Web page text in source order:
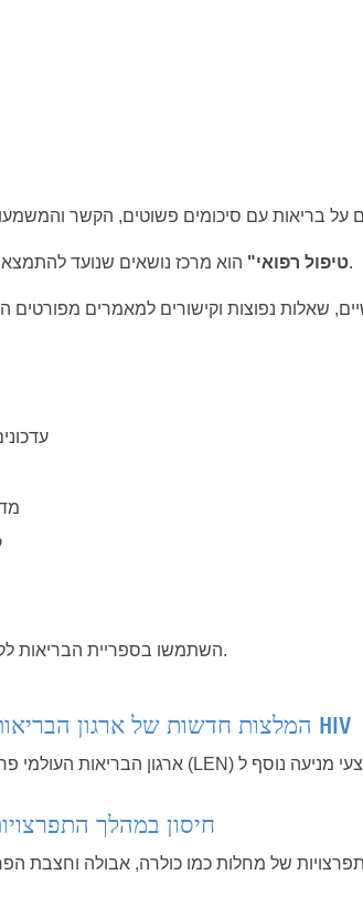
"טיפול רפואי"הוא מרכז נושאים שנועד להתמצאות מהירה ולקריאה מעמיקה יותר בעת הצורך.
שאלות נפוצות וקישורים למאמרים מפורטים
השתמשו בספריית הבריאות לקבלת הדרכה יציבה מעבר לכותרות היומיומיות.
המלצות חדשות של ארגון הבריאות העולמי: לנקאפאיר בזריקות למניעת HIV
חיסון במהלך